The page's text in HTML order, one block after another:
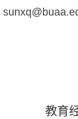
教育